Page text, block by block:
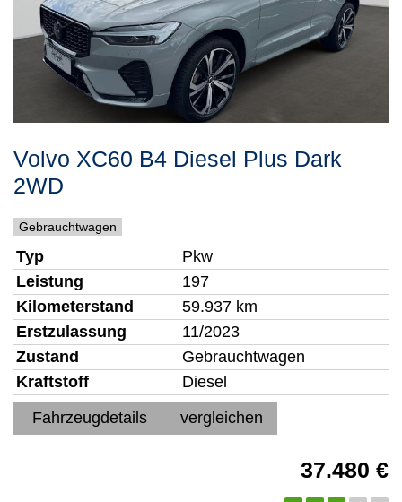
Volvo XC60 B4 Diesel Plus Dark
2WD
Gebrauchtwagen
Typ
Pkw
Leistung
197
Kilometerstand
59.937 km
Erstzulassung
11/2023
Zustand
Gebrauchtwagen
Kraftstoff
Diesel
Fahrzeugdetails
vergleichen
37.480 €